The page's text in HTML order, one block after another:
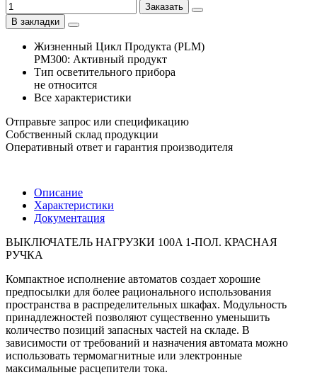
Заказать
В закладки
Жизненный Цикл Продукта (PLM)
PM300: Активный продукт
Тип осветительного прибора
не относится
Все характеристики
Отправьте запрос или спецификацию
Собственный склад продукции
Оперативный ответ и гарантия производителя
Описание
Характеристики
Документация
ВЫКЛЮЧАТЕЛЬ НАГРУЗКИ 100A 1-ПОЛ. КРАСНАЯ
РУЧКА
Компактное исполнение автоматов создает хорошие
предпосылки для более рационального использования
пространства в распределительных шкафах. Модульность
принадлежностей позволяют существенно уменьшить
количество позиций запасных частей на складе. В
зависимости от требований и назначения автомата можно
использовать термомагнитные или электронные
максимальные расцепители тока.